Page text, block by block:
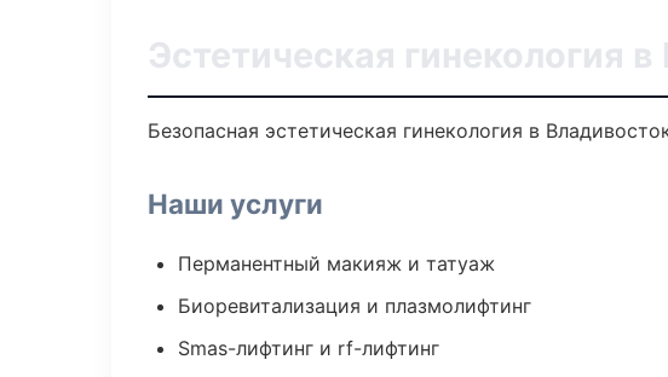
Эстетическая гинекология
Безопасная эстетическая гинекология в
Наши услуги
Перманентный макияж и татуаж
Биоревитализация и плазмолифтинг
Smas-лифтинг и rf-лифтинг